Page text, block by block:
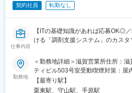
ネスモデルのため、高い収益性と安
変更の範囲：会社の定める業務
■配属組織：
以下計26名のマネジメントをお任
・品質本部 安全管理チーム 6名
・品質本部 品質保証チーム 7名
・品質本部 QSRチーム 5名程度
■ポジションの特徴：
国内工場の他、海外工場も含めた
外委託先への監査や、海外工場への
契約社員 転勤なし
仕事内容
【ITの基礎知識があれば応募OK◎
ける「調剤支援システム」のカス
【はじめに】
当ポジションは自社販売している
用～保守を担うシステムエンジニ
勤務地
＜勤務地詳細＞滋賀営業所住所：
ティビル503号室受動喫煙対策：屋
の定める事業所（リモートワーク含
【最寄り駅】
栗東駅、守山駅、手原駅